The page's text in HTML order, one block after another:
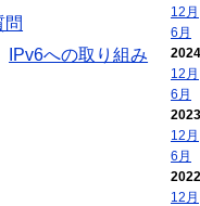
問
IPv6への取り組み
12月
6月
12月
6月
12月
6月
12月